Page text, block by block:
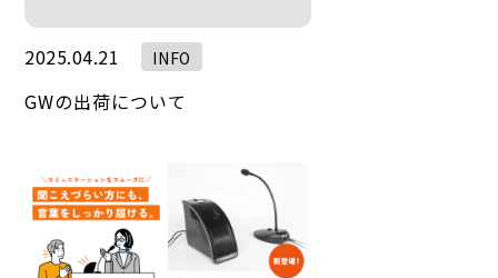
2025.04.21 INFO
GWの出荷について